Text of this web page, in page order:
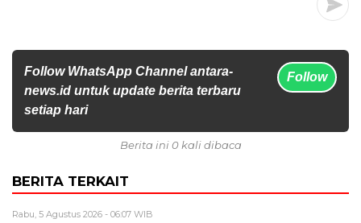
Follow WhatsApp Channel antara-
news.id untuk update berita terbaru
setiap hari
Follow
Berita ini 0 kali dibaca
BERITA TERKAIT
Rabu, 5 Agustus 2026 - 06:07 WIB